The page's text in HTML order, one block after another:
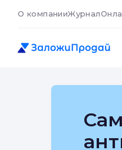
О компанииЖурнал